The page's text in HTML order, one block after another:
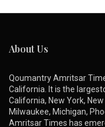
About Us
Qoumantry Amritsar
California. It is the
California, New York,
Milwaukee, Michigan,
Amritsar Times has